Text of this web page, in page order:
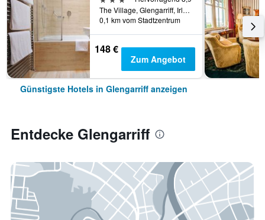
The Village, Glengarriff, Irland
0,1 km vom Stadtzentrum
148 €
Zum Angebot
Günstigste Hotels in Glengarriff anzeigen
Entdecke Glengarriff